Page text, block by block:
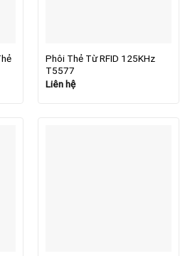
Phôi Thẻ Từ RFID 125KHz
T5577
Liên hệ